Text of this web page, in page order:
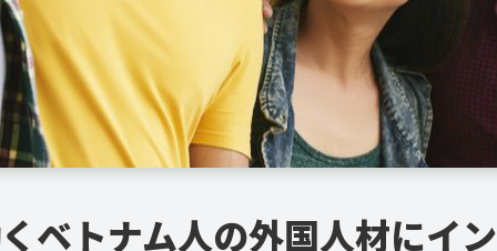
ベトナム人の外国人材にイ